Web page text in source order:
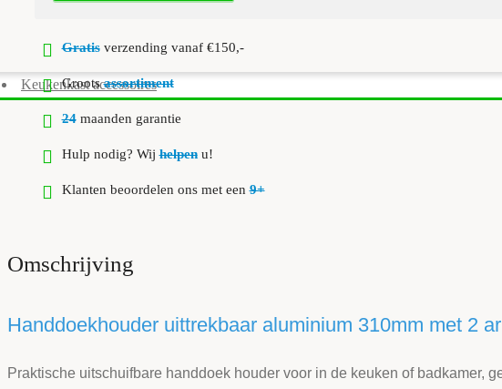
Keukenkast accessoires
Gratisverzending vanaf €150,-
Grootsassortiment
24maanden garantie
Hulp nodig? Wijhelpenu!
Klanten beoordelen ons met een9+
Omschrijving
Handdoekhouder uittrekbaar aluminium 310mm met 2
Praktische uitschuifbare handdoek houder voor in de keuken of badkamer,